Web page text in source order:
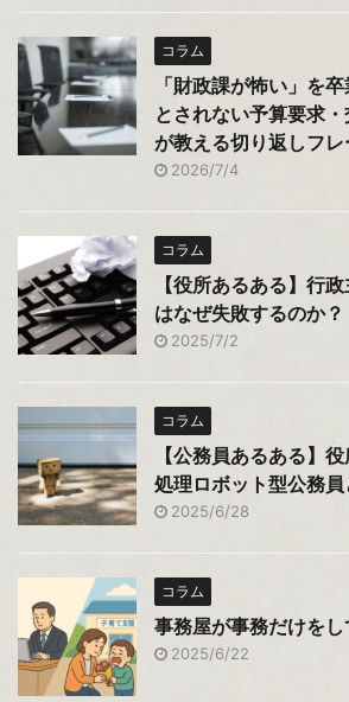
コラム
「財政課が怖い」を
とされない予算要求
が教える切り返しフレ
2026/7/4
コラム
【役所あるある】行
はなぜ失敗するのか？
2025/7/2
コラム
【公務員あるある】
処理ロボット型公務員
2025/6/28
コラム
事務屋が事務だけを
2025/6/22